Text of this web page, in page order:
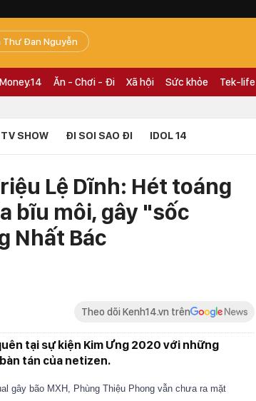
Thư Đan Nguyễn
Money.14 Ăn - Chơi - Đi Xã hội Sức khỏe Tek-life
TV SHOW ĐI SOI SAO ĐI IDOL 14
Lệ Dĩnh: Hét toáng
bĩu môi, gây "sốc
Nhất Bác
Theo dõi Kenh14.vn trên
tại sự kiện Kim Ưng 2020 với những
tán của netizen.
gây bão MXH, Phùng Thiệu Phong vẫn chưa ra mặt